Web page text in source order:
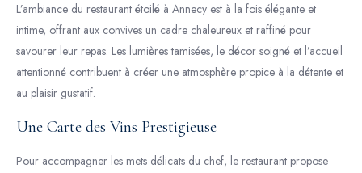
L’ambiance du restaurant étoilé à Annecy est à la fois élégante et
intime, offrant aux convives un cadre chaleureux et raffiné pour
savourer leur repas. Les lumières tamisées, le décor soigné et l’accueil
attentionné contribuent à créer une atmosphère propice à la détente et
au plaisir gustatif.
Une Carte des Vins Prestigieuse
Pour accompagner les mets délicats du chef, le restaurant propose